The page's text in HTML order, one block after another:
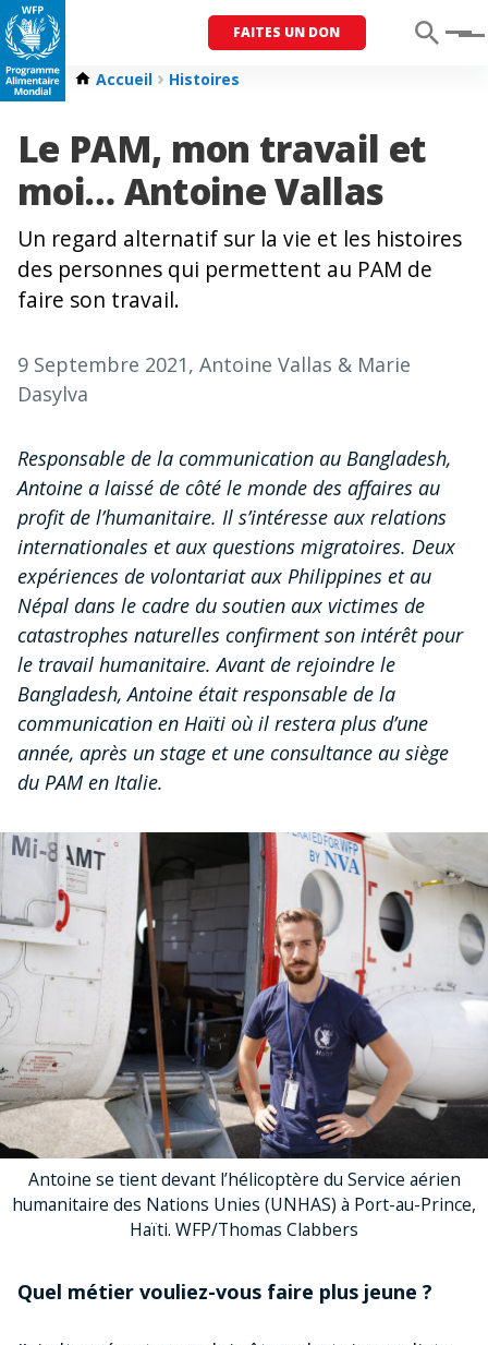
FAITES UN DON Menu
Accueil Histoires
Le PAM, mon travail et
moi… Antoine Vallas
Un regard alternatif sur la vie et les histoires
des personnes qui permettent au PAM de
faire son travail.
9 Septembre 2021, Antoine Vallas & Marie
Dasylva
Responsable de la communication au Bangladesh,
Antoine a laissé de côté le monde des affaires au
profit de l’humanitaire. Il s’intéresse aux relations
internationales et aux questions migratoires. Deux
expériences de volontariat aux Philippines et au
Népal dans le cadre du soutien aux victimes de
catastrophes naturelles confirment son intérêt pour
le travail humanitaire. Avant de rejoindre le
Bangladesh, Antoine était responsable de la
communication en Haïti où il restera plus d’une
année, après un stage et une consultance au siège
du PAM en Italie.
Antoine se tient devant l’hélicoptère du Service aérien
humanitaire des Nations Unies (UNHAS) à Port-au-Prince,
Haïti. WFP/Thomas Clabbers
Quel métier vouliez-vous faire plus jeune ?